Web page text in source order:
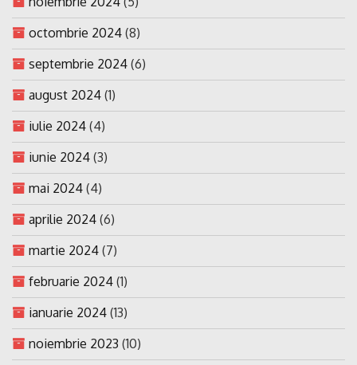
octombrie 2024 (8)
septembrie 2024 (6)
august 2024 (1)
iulie 2024 (4)
iunie 2024 (3)
mai 2024 (4)
aprilie 2024 (6)
martie 2024 (7)
februarie 2024 (1)
ianuarie 2024 (13)
noiembrie 2023 (10)